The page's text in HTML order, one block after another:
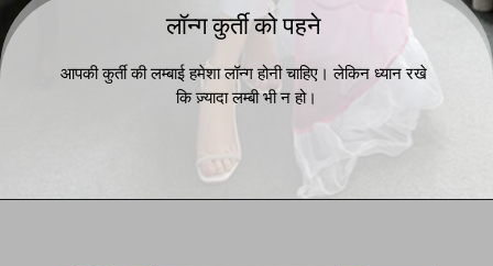
लॉन्ग कुर्ती को पहने
आपकी कुर्ती की लम्बाई हमेशा लॉन्ग होनी चाहिए। लेकिन ध्यान रखे
कि ज़्यादा लम्बी भी न हो।